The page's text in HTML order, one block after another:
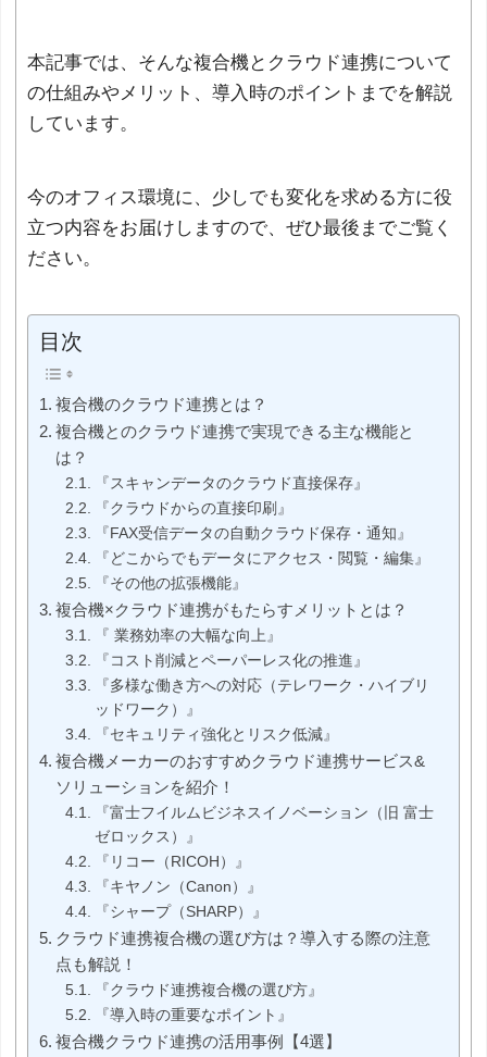
本記事では、そんな複合機とクラウド連携について
の仕組みやメリット、導入時のポイントまでを解説
しています。
今のオフィス環境に、少しでも変化を求める方に役
立つ内容をお届けしますので、ぜひ最後までご覧く
ださい。
目次
複合機のクラウド連携とは？
複合機とのクラウド連携で実現できる主な機能と
は？
『スキャンデータのクラウド直接保存』
『クラウドからの直接印刷』
『FAX受信データの自動クラウド保存・通知』
『どこからでもデータにアクセス・閲覧・編集』
『その他の拡張機能』
複合機×クラウド連携がもたらすメリットとは？
『 業務効率の大幅な向上』
『コスト削減とペーパーレス化の推進』
『多様な働き方への対応（テレワーク・ハイブリ
ッドワーク）』
『セキュリティ強化とリスク低減』
複合機メーカーのおすすめクラウド連携サービス&
ソリューションを紹介！
『富士フイルムビジネスイノベーション（旧 富士
ゼロックス）』
『リコー（RICOH）』
『キヤノン（Canon）』
『シャープ（SHARP）』
クラウド連携複合機の選び方は？導入する際の注意
点も解説！
『クラウド連携複合機の選び方』
『導入時の重要なポイント』
複合機クラウド連携の活用事例【4選】